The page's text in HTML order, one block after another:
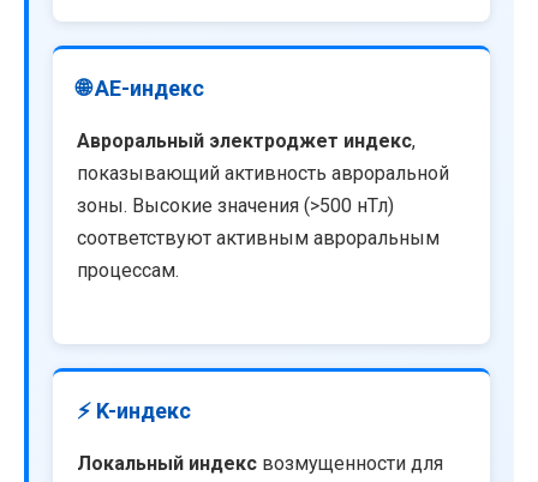
🌐 AE-индекс
Авроральный электроджет индекс,
показывающий активность авроральной
зоны. Высокие значения (>500 нТл)
соответствуют активным авроральным
процессам.
⚡ K-индекс
Локальный индекс возмущенности для